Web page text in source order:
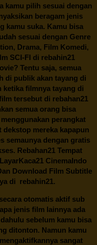
kamu pilih sesuai dengan
beragam jenis
kamu suka. Kamu bisa
sesuai dengan Genre
Drama, Film Komedi,
SCI-FI di rebahin21
Tentu saja, semua
di publik akan tayang di
ketika filmnya tayang di
tersebut di rebahan21
semua orang bisa
perangkat
dekstop mereka kapapun
semaunya dengan gratis
Rebahan21 Tempat
CinemaIndo
Download Film Subtitle
di rebahin21.
otomatis aktif sub
jenis film lainnya ada
sebelum kamu bisa
ditonton. Namun kamu
sangat